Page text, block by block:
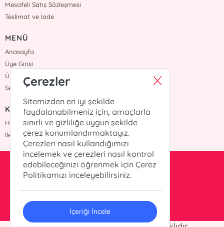
Mesafeli Satış Sözleşmesi
Teslimat ve İade
MENÜ
Anasayfa
Üye Girişi
Üye Ol
Sepetim
KURUMSAL
Hakkımızda
İletişim
kesit@kesityayinlari.com
Çerezler
Sitemizden en iyi şekilde
faydalanabilmeniz için, amaçlarla
sınırlı ve gizliliğe uygun şekilde
çerez konumlandırmaktayız.
Çerezleri nasıl kullandığımızı
incelemek ve çerezleri nasıl kontrol
edebileceğinizi öğrenmek için Çerez
Politikamızı inceleyebilirsiniz.
İçeriği İncele